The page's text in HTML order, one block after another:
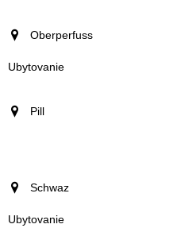
Oberperfuss
Pill
Schwaz